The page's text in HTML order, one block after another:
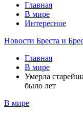
Главная
В мире
Интересное
Новости Бреста и
Главная
В мире
Умерла
было лет
В мире